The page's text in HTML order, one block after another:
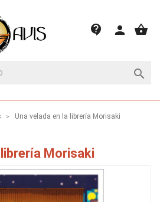
shopping_basket
person
contact_support

Una velada en la librería Morisaki
Morisaki